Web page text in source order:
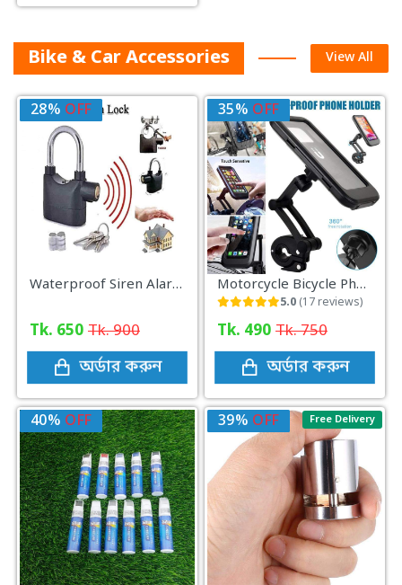
Bike & Car Accessories View All
28% OFF
Waterproof Siren Alarm Lock for Motorcycle Long Beam Bike Bicycle
Tk. 650 Tk. 900
অর্ডার করুন
35% OFF
Motorcycle Bicycle Phone Case
5.0 (17 reviews)
Tk. 490 Tk. 750
অর্ডার করুন
40% OFF Free Delivery
39% OFF